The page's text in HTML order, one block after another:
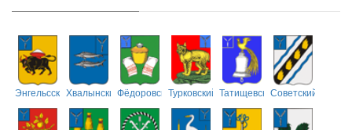
ЭнгельсскийХвалынскийФёдоровскийТурковский ТатищевскийСоветский